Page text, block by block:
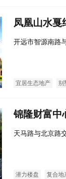
凤凰山水戛
开远市智源南路
宜居生态地产 别
锦隆财富中
天马路与北京路
潜力楼盘 复合地